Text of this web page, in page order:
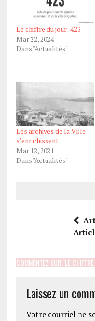
Le chiffre du jour: 423
Mar 22, 2024
Dans "Actualités"
Les archives de la Ville
s’enrichissent
Mar 12, 2021
Dans "Actualités"
COMMENTEZ SUR "LE
Laissez un
Votre courriel ne